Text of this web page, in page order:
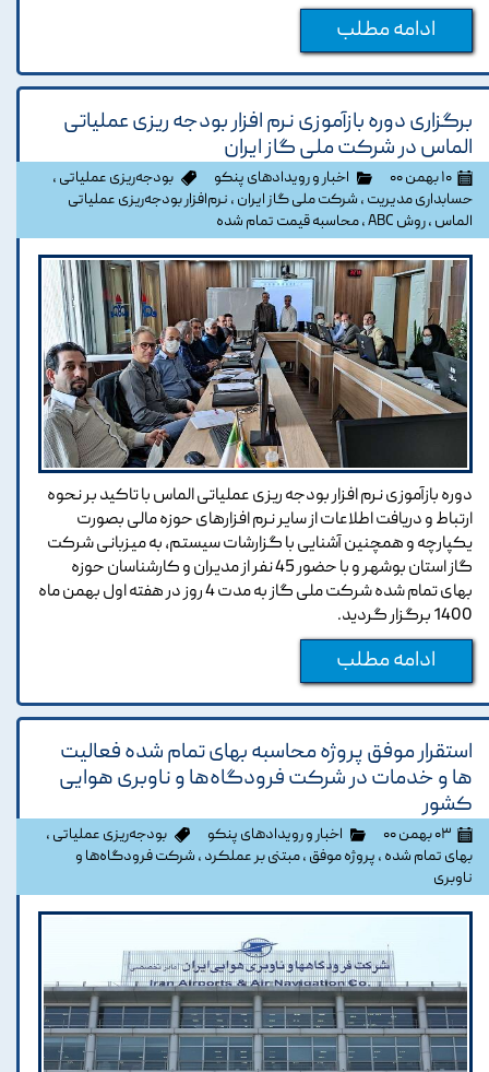
ادامه مطلب
برگزاری دوره بازآموزی نرم افزار بودجه ریزی عملیاتی
الماس در شرکت ملی گاز ایران
۱۰ بهمن ۰۰ اخبار و رویدادهای پنکو بودجه‌ریزی عملیاتی ،
حسابداری مدیریت ، شرکت ملی گاز ایران ، نرم‌افزار بودجه‌ریزی عملیاتی
الماس ،روش ABC ،محاسبه قیمت تمام شده
دوره بازآموزی نرم افزار بودجه ریزی عملیاتی الماس با تاکید بر نحوه
ارتباط و دریافت اطلاعات از سایر نرم افزارهای حوزه مالی بصورت
یکپارچه و همچنین آشنایی با گزارشات سیستم، به میزبانی شرکت
گاز استان بوشهر و با حضور 45 نفر از مدیران و کارشناسان حوزه
بهای تمام شده شرکت ملی گاز به مدت 4 روز در هفته اول بهمن ماه
1400 برگزار گردید.
ادامه مطلب
استقرار موفق پروژه محاسبه بهای تمام شده فعالیت
ها و خدمات در شرکت فرودگاه‌ها و ناوبری هوایی
کشور
۰۳ بهمن ۰۰ اخبار و رویدادهای پنکو بودجه‌ریزی عملیاتی ،
بهای تمام شده ، پروژه موفق ،مبتنی بر عملکرد ، شرکت فرودگاه‌ها و
ناوبری